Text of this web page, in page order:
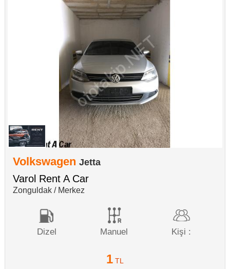
Volkswagen Jetta
Varol Rent A Car
Zonguldak / Merkez
Dizel Manuel Kişi :
1 TL